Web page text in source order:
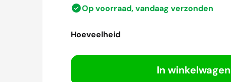
Op voorraad, vandaag verzonden
Hoeveelheid
In winkelwagen